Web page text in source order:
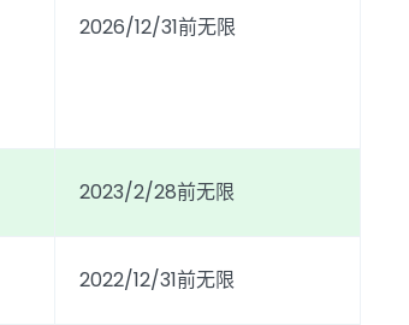
2026/12/31前无限
2023/2/28前无限
2022/12/31前无限